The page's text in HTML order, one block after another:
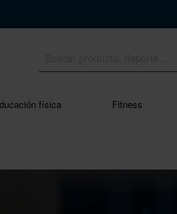
física Fitness